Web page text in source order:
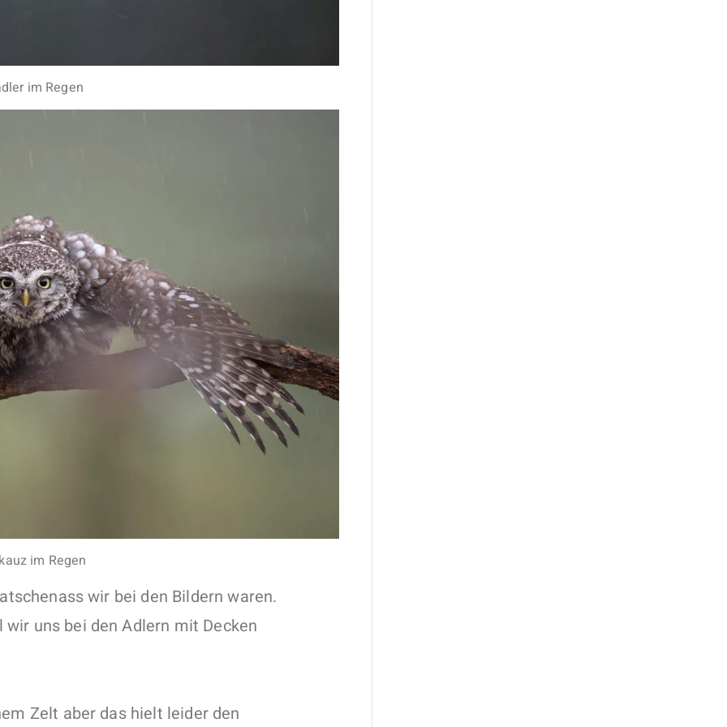
im Regen
im Regen
wir bei den Bildern waren.
uns bei den Adlern mit Decken
Zelt aber das hielt leider den